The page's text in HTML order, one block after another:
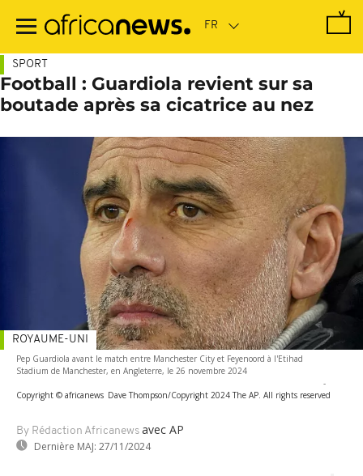
contenu
SPORT
Football : Guardiola revient sur sa
boutade après sa cicatrice au nez
Pep Guardiola avant le match entre Manchester City et Feyenoord à l'Etihad
Stadium de Manchester, en Angleterre, le 26 novembre 2024
-
Copyright © africanews Dave Thompson/Copyright 2024 The AP. All rights reserved
By Rédaction Africanews avec AP
Dernière MAJ: 27/11/2024
ROYAUME-UNI